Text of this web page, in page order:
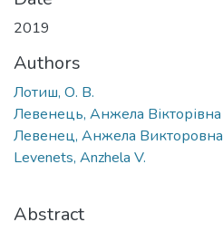
2019
Authors
Лотиш, О. В.
Левенець, Анжела Вікторівна
Левенец, Анжела Викторовна
Levenets, Anzhela V.
Abstract